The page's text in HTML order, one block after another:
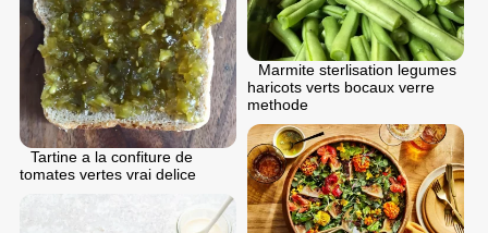
Marmite sterlisation legumes
haricots verts bocaux verre
methode
Tartine a la confiture de
tomates vertes vrai delice